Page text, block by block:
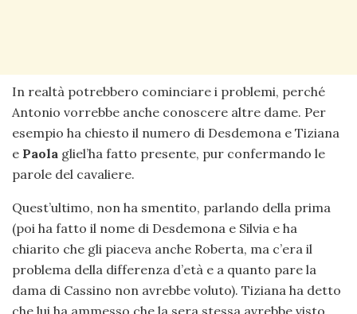
In realtà potrebbero cominciare i problemi, perché
Antonio vorrebbe anche conoscere altre dame. Per
esempio ha chiesto il numero di Desdemona e Tiziana
e Paola gliel’ha fatto presente, pur confermando le
parole del cavaliere.
Quest’ultimo, non ha smentito, parlando della prima
(poi ha fatto il nome di Desdemona e Silvia e ha
chiarito che gli piaceva anche Roberta, ma c’era il
problema della differenza d’età e a quanto pare la
dama di Cassino non avrebbe voluto). Tiziana ha detto